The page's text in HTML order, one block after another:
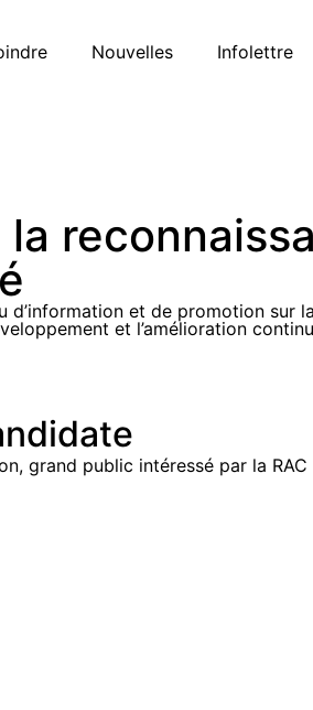
Nouvelles Infolettre
la
d’information et de promotion sur
et l’amélioration
grand public intéressé par la RAC